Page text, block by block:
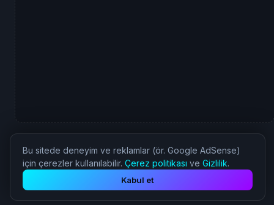
© 2026 Nostalji Oyun - Tüm Hakları Saklıdır.
Bu sitede deneyim ve reklamlar (ör. Google AdSense)
için çerezler kullanılabilir. Çerez politikası ve Gizlilik.
Kabul et